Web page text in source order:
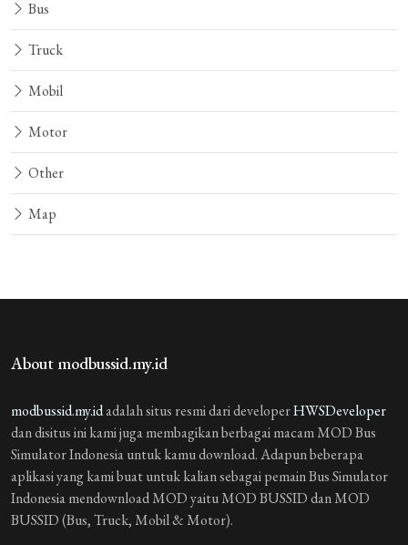
Toyota Rush 2023
Guest_TSH95 4 tahun yang lalu
bagus canti
bagus.banget
kok saya setiap download mobil pasti error
Guest_BNYFU 4 tahun yang lalu
rm
Guest_PRSRL 4 tahun yang lalu
Toyota Rush 2021
Bus
Truck
Mobil
Motor
Other
Map
About modbussid.my.id
modbussid.my.idadalah situs resmi dari developerHWSDeveloper
dan disitus ini kami juga membagikan berbagai macam MOD Bus
Simulator Indonesia untuk kamu download. Adapun beberapa
aplikasi yang kami buat untuk kalian sebagai pemain Bus Simulator
Indonesia mendownload MOD yaitu MOD BUSSID dan MOD
BUSSID (Bus, Truck, Mobil & Motor).